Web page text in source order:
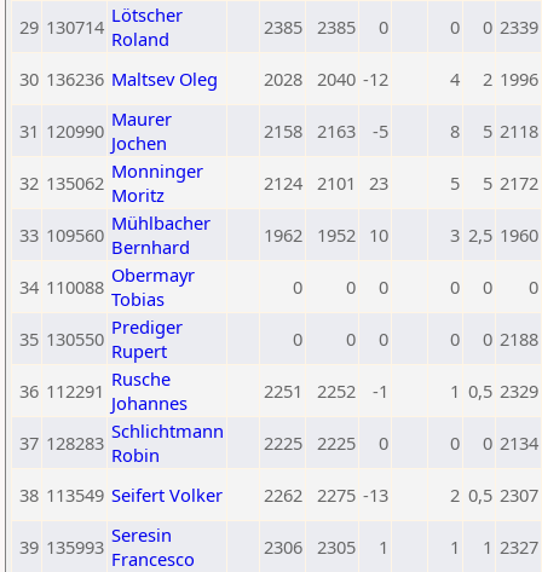
29 130714 Lötscher
Roland
2385 2385 0 0 0 2339
30 136236 Maltsev Oleg 2028 2040 -12 4 2 1996
31 120990 Maurer
Jochen
2158 2163 -5 8 5 2118
32 135062 Monninger
Moritz
2124 2101 23 5 5 2172
33 109560 Mühlbacher
Bernhard
1962 1952 10 3 2,5 1960
34 110088 Obermayr
Tobias
0 0 0 0 0 0
35 130550 Prediger
Rupert
0 0 0 0 0 2188
36 112291 Rusche
Johannes
2251 2252 -1 1 0,5 2329
37 128283 Schlichtmann
Robin
2225 2225 0 0 0 2134
38 113549 Seifert Volker 2262 2275 -13 2 0,5 2307
39 135993 Seresin
Francesco
2306 2305 1 1 1 2327